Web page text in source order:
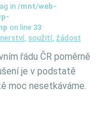
in/mnt/web-
on line 33
, soužití, žádost
řádu ČR poměrně
je v podstatě
moc nesetkáváme.